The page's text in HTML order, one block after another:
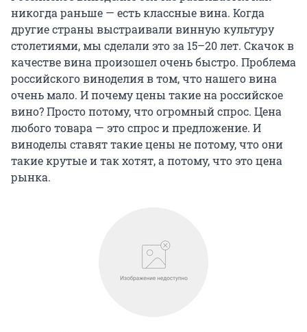
никогда раньше — есть классные вина. Когда
другие страны выстраивали винную культуру
столетиями, мы сделали это за 15–20 лет. Скачок в
качестве вина произошел очень быстро. Проблема
российского виноделия в том, что нашего вина
очень мало. И почему цены такие на российское
вино? Просто потому, что огромный спрос. Цена
любого товара — это спрос и предложение. И
виноделы ставят такие цены не потому, что они
такие крутые и так хотят, а потому, что это цена
рынка.